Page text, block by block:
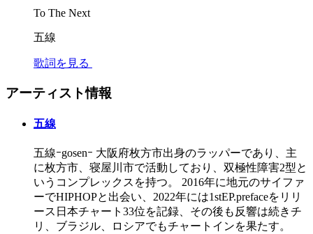
To The Next
五線
歌詞を見る
アーティスト情報
五線
五線ｰgosenｰ 大阪府枚方市出身のラッパーであり、主
に枚方市、寝屋川市で活動しており、双極性障害2型と
いうコンプレックスを持つ。 2016年に地元のサイファ
ーでHIPHOPと出会い、2022年には1stEP.prefaceをリリ
ース日本チャート33位を記録、その後も反響は続きチ
リ、ブラジル、ロシアでもチャートインを果たす。